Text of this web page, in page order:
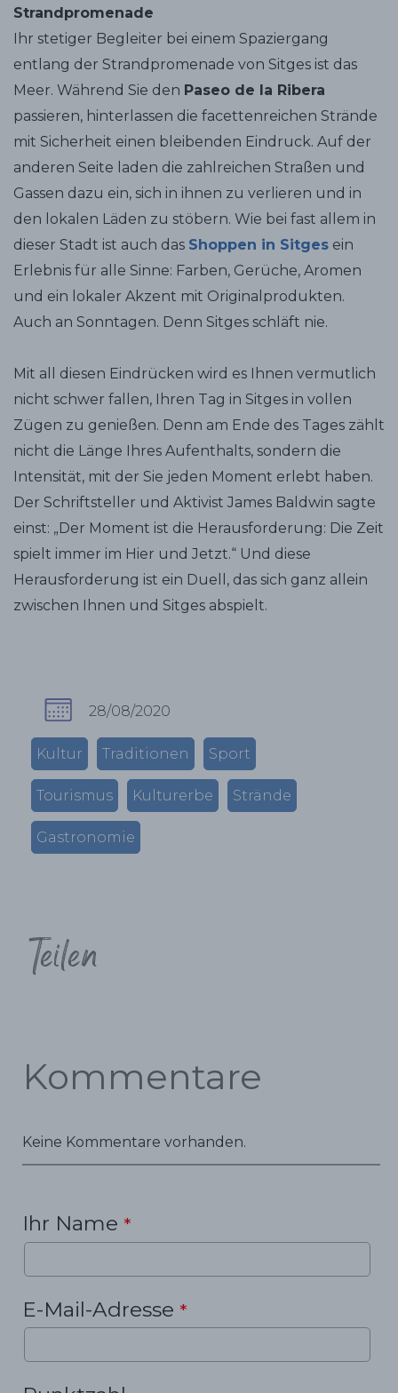
Strandpromenade
Ihr stetiger Begleiter bei einem Spaziergang
entlang der Strandpromenade von Sitges ist das
Meer. Während Sie den Paseo de la Ribera
passieren, hinterlassen die facettenreichen Strände
mit Sicherheit einen bleibenden Eindruck. Auf der
anderen Seite laden die zahlreichen Straßen und
Gassen dazu ein, sich in ihnen zu verlieren und in
den lokalen Läden zu stöbern. Wie bei fast allem in
dieser Stadt ist auch das Shoppen in Sitges ein
Erlebnis für alle Sinne: Farben, Gerüche, Aromen
und ein lokaler Akzent mit Originalprodukten.
Auch an Sonntagen. Denn Sitges schläft nie.
Mit all diesen Eindrücken wird es Ihnen vermutlich
nicht schwer fallen, Ihren Tag in Sitges in vollen
Zügen zu genießen. Denn am Ende des Tages zählt
nicht die Länge Ihres Aufenthalts, sondern die
Intensität, mit der Sie jeden Moment erlebt haben.
Der Schriftsteller und Aktivist James Baldwin sagte
einst: „Der Moment ist die Herausforderung: Die Zeit
spielt immer im Hier und Jetzt.“ Und diese
Herausforderung ist ein Duell, das sich ganz allein
zwischen Ihnen und Sitges abspielt.
28/08/2020
Kultur Traditionen Sport
Tourismus Kulturerbe Strände
Gastronomie
Teilen
Kommentare
Keine Kommentare vorhanden.
Ihr Name *
E-Mail-Adresse *